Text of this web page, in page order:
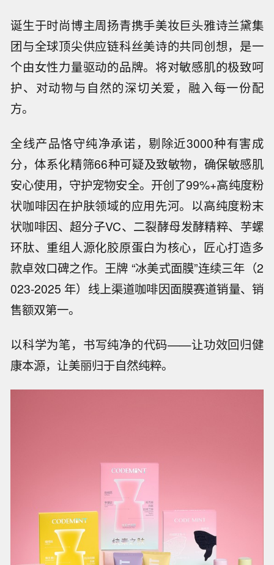
诞生于时尚博主周扬青携手美妆巨头雅诗兰黛集
团与全球顶尖供应链科丝美诗的共同创想，是一
个由女性力量驱动的品牌。将对敏感肌的极致呵
护、对动物与自然的深切关爱，融入每一份配
方。
全线产品恪守纯净承诺，剔除近3000种有害成
分，体系化精筛66种可疑及致敏物，确保敏感肌
安心使用，守护宠物安全。开创了99%+高纯度粉
状咖啡因在护肤领域的应用先河。以高纯度粉末
状咖啡因、超分子VC、二裂酵母发酵精粹、芋螺
环肽、重组人源化胶原蛋白为核心，匠心打造多
款卓效口碑之作。王牌 “冰美式面膜”连续三年（2
023-2025 年）线上渠道咖啡因面膜赛道销量、销
售额双第一。
以科学为笔，书写纯净的代码——让功效回归健
康本源，让美丽归于自然纯粹。